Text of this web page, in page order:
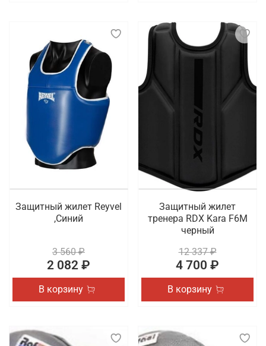
Защитный жилет Reyvel
,Синий
3 560 ₽
2 082 ₽
В корзину
Защитный жилет
тренера RDX Kara F6M
черный
12 337 ₽
4 700 ₽
В корзину